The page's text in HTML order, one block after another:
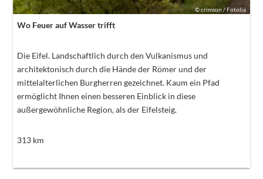
©crimson / Fotolia
Wo Feuer auf Wasser trifft
Die Eifel. Landschaftlich durch den Vulkanismus und
architektonisch durch die Hände der Römer und der
mittelalterlichen Burgherren gezeichnet. Kaum ein Pfad
ermöglicht Ihnen einen besseren Einblick in diese
außergewöhnliche Region, als der Eifelsteig.
313km